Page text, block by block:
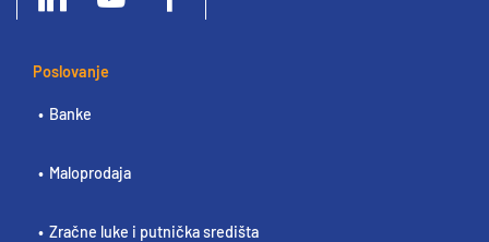
Poslovanje
Banke
Maloprodaja
Zračne luke i putnička središta